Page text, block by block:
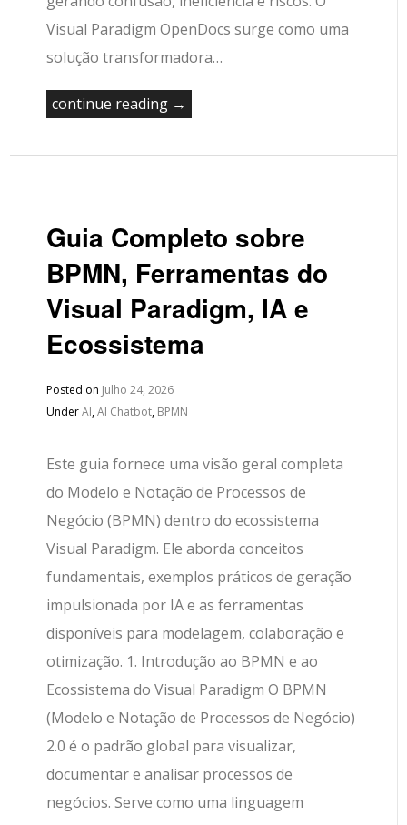
Visual Paradigm OpenDocs surge como uma
solução transformadora…
continue reading →
Guia Completo sobre
BPMN, Ferramentas do
Visual Paradigm, IA e
Ecossistema
Posted on Julho 24, 2026
UnderAI,AI Chatbot, BPMN
Este guia fornece uma visão geral completa
do Modelo e Notação de Processos de
Negócio (BPMN) dentro do ecossistema
Visual Paradigm. Ele aborda conceitos
fundamentais, exemplos práticos de geração
impulsionada por IA e as ferramentas
disponíveis para modelagem, colaboração e
otimização. 1. Introdução ao BPMN e ao
Ecossistema do Visual Paradigm O BPMN
(Modelo e Notação de Processos de Negócio)
2.0 é o padrão global para visualizar,
documentar e analisar processos de
negócios. Serve como uma linguagem